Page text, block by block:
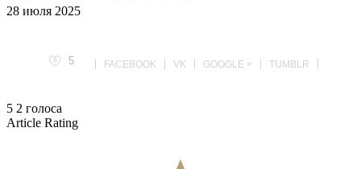
28 июля 2025
5 FACEBOOK VK GOOGLE + TUMBLR
5 2 голоса
Article Rating